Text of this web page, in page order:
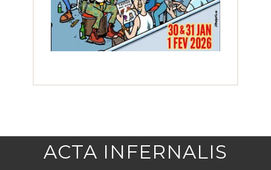
ACTA INFERNALIS